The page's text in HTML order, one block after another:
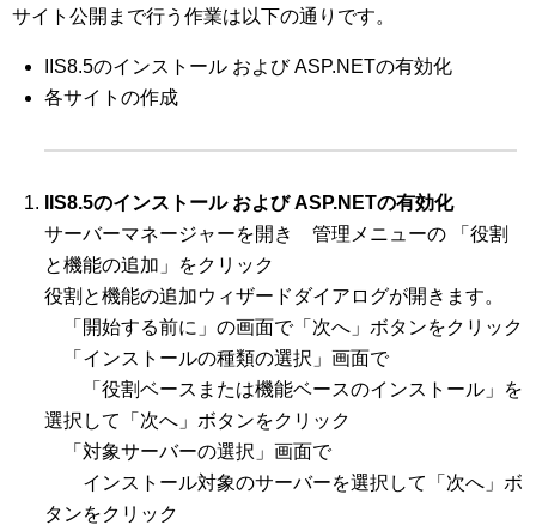
サイト公開まで行う作業は以下の通りです。
IIS8.5のインストール および ASP.NETの有効化
各サイトの作成
IIS8.5のインストール および ASP.NETの有効化
サーバーマネージャーを開き 管理メニューの 「役割
と機能の追加」をクリック
役割と機能の追加ウィザードダイアログが開きます。
「開始する前に」の画面で「次へ」ボタンをクリック
「インストールの種類の選択」画面で
「役割ベースまたは機能ベースのインストール」を
選択して「次へ」ボタンをクリック
「対象サーバーの選択」画面で
インストール対象のサーバーを選択して「次へ」ボ
タンをクリック